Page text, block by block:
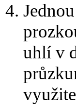
uhlí v